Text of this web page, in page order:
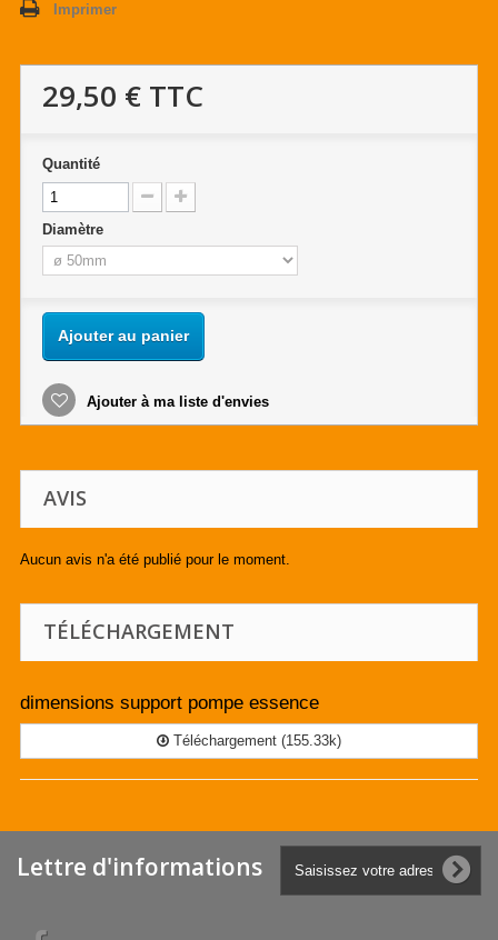
Imprimer
29,50 € TTC
Quantité
Diamètre
Ajouter au panier
Ajouter à ma liste d'envies
AVIS
Aucun avis n'a été publié pour le moment.
TÉLÉCHARGEMENT
dimensions support pompe essence
Téléchargement (155.33k)
Lettre d'informations